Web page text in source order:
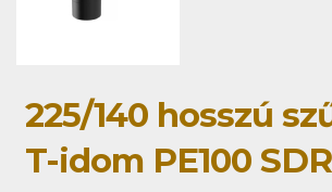
225/140 hosszú
T-idom PE100